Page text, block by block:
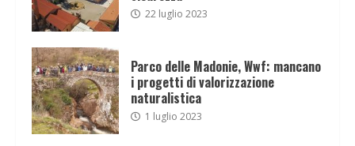
22 luglio 2023
Parco delle Madonie, Wwf: mancano
i progetti di valorizzazione
naturalistica
1 luglio 2023